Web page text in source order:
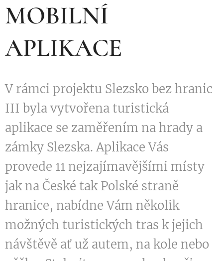
MOBILNÍ
APLIKACE
V rámci projektu Slezsko bez hranic
III byla vytvořena turistická
aplikace se zaměřením na hrady a
zámky Slezska. Aplikace Vás
provede 11 nejzajímavějšími místy
jak na České tak Polské straně
hranice, nabídne Vám několik
možných turistických tras k jejich
návštěvě ať už autem, na kole nebo